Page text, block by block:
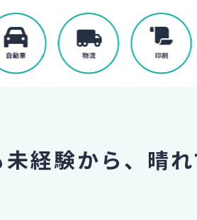
経験から、 晴